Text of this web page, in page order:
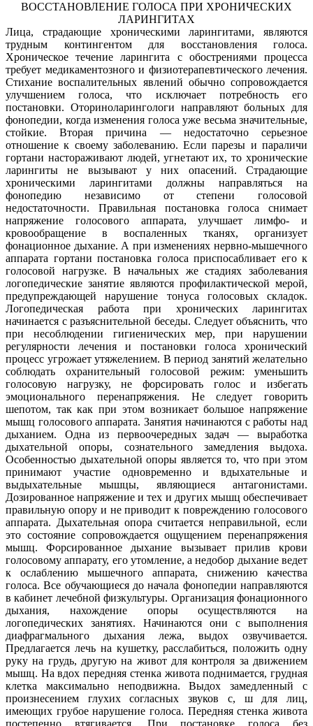
ВОССТАНОВЛЕНИЕ ГОЛОСА ПРИ ХРОНИЧЕСКИХ
ЛАРИНГИТАХ
Лица, страдающие хроническими ларингитами, являются
трудным контингентом для восстановления голоса.
Хроническое течение ларингита с обострениями процесса
требует медикаментозного и физиотерапевтического лечения.
Стихание воспалительных явлений обычно сопровождается
улучшением голоса, что исключает потребность его
постановки. Оториноларингологи направляют больных для
фонопедии, когда изменения голоса уже весьма значительные,
стойкие. Вторая причина — недостаточно серьезное
отношение к своему заболеванию. Если парезы и параличи
гортани настораживают людей, угнетают их, то хронические
ларингиты не вызывают у них опасений. Страдающие
хроническими ларингитами должны направляться на
фонопедию независимо от степени голосовой
недостаточности. Правильная постановка голоса снимает
напряжение голосового аппарата, улучшает лимфо- и
кровообращение в воспаленных тканях, организует
фонационное дыхание. А при изменениях нервно-мышечного
аппарата гортани постановка голоса приспосабливает его к
голосовой нагрузке. В начальных же стадиях заболевания
логопедические занятие являются профилактической мерой,
предупреждающей нарушение тонуса голосовых складок.
Логопедическая работа при хронических ларингитах
начинается с разъяснительной беседы. Следует объяснить, что
при несоблюдении гигиенических мер, при нарушении
регулярности лечения и постановки голоса хронический
процесс угрожает утяжелением. В период занятий желательно
соблюдать охранительный голосовой режим: уменьшить
голосовую нагрузку, не форсировать голос и избегать
эмоционального перенапряжения. Не следует говорить
шепотом, так как при этом возникает большое напряжение
мышц голосового аппарата. Занятия начинаются с работы над
дыханием. Одна из первоочередных задач — выработка
дыхательной опоры, сознательного замедления выдоха.
Особенностью дыхательной опоры является то, что при этом
принимают участие одновременно и вдыхательные и
выдыхательные мышцы, являющиеся антагонистами.
Дозированное напряжение и тех и других мышц обеспечивает
правильную опору и не приводит к повреждению голосового
аппарата. Дыхательная опора считается неправильной, если
это состояние сопровождается ощущением перенапряжения
мышц. Форсированное дыхание вызывает прилив крови
голосовому аппарату, его утомление, а недобор дыхание ведет
к ослаблению мышечного аппарата, снижению качества
голоса. Все обучающиеся до начала фонопедии направляются
в кабинет лечебной физкультуры. Организация фонационного
дыхания, нахождение опоры осуществляются на
логопедических занятиях. Начинаются они с выполнения
диафрагмального дыхания лежа, выдох озвучивается.
Предлагается лечь на кушетку, расслабиться, положить одну
руку на грудь, другую на живот для контроля за движением
мышц. На вдох передняя стенка живота поднимается, грудная
клетка максимально неподвижна. Выдох замедленный с
произнесением глухих согласных звуков с, ш для лиц,
имеющих грубое нарушение голоса. Передняя стенка живота